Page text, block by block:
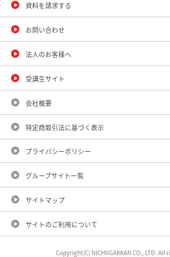
資料を請求する
お問い合わせ
法人のお客様へ
受講生サイト
会社概要
特定商取引法に基づく表示
プライバシーポリシー
グループサイト一覧
サイトマップ
サイトのご利用について
Copyright(C) NICHIIGAKKAN CO., LTD.